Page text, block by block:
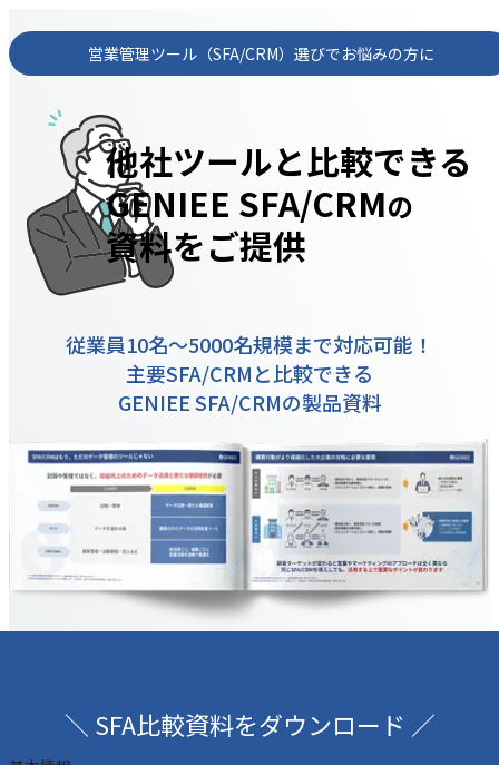
営業管理ツール（SFA/CRM）選びでお悩みの方に
他社ツールと比較できる
GENIEE SFA/CRMの
資料をご提供
従業員10名〜5000名規模まで対応可能！
主要SFA/CRMと比較できる
GENIEE SFA/CRMの製品資料
＼ SFA比較資料をダウンロード ／